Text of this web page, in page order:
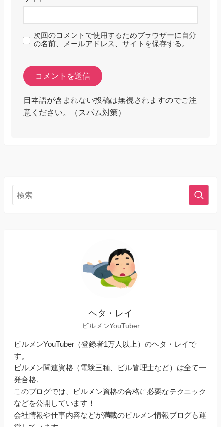
次回のコメントで使用するためブラウザーに自分
の名前、メールアドレス、サイトを保存する。
日本語が含まれない投稿は無視されますのでご注
意ください。（スパム対策）
ヘタ・レイ
ビルメンYouTuber
ビルメンYouTuber（登録者1万人以上）のヘタ・レイで
す。
ビルメン関連資格（電験三種、ビル管理士など）は全て一
発合格。
このブログでは、ビルメン資格の合格に必要なテクニック
などを公開しています！
会社情報や仕事内容などが満載のビルメン情報ブログも運